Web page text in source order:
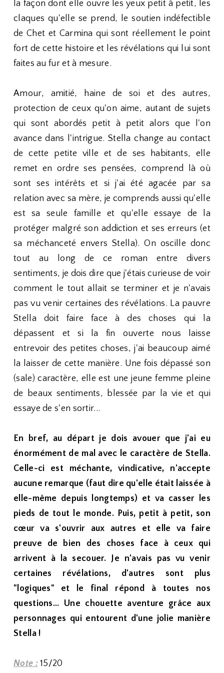
la façon dont elle ouvre les yeux petit à petit, les
claques qu'elle se prend, le soutien indéfectible
de Chet et Carmina qui sont réellement le point
fort de cette histoire et les révélations qui lui sont
faites au fur et à mesure.
Amour, amitié, haine de soi et des autres,
protection de ceux qu'on aime, autant de sujets
qui sont abordés petit à petit alors que l'on
avance dans l'intrigue. Stella change au contact
de cette petite ville et de ses habitants, elle
remet en ordre ses pensées, comprend là où
sont ses intérêts et si j'ai été agacée par sa
relation avec sa mère, je comprends aussi qu'elle
est sa seule famille et qu'elle essaye de la
protéger malgré son addiction et ses erreurs (et
sa méchanceté envers Stella). On oscille donc
tout au long de ce roman entre divers
sentiments, je dois dire que j'étais curieuse de voir
comment le tout allait se terminer et je n'avais
pas vu venir certaines des révélations. La pauvre
Stella doit faire face à des choses qui la
dépassent et si la fin ouverte nous laisse
entrevoir des petites choses, j'ai beaucoup aimé
la laisser de cette manière. Une fois dépassé son
(sale) caractère, elle est une jeune femme pleine
de beaux sentiments, blessée par la vie et qui
essaye de s'en sortir...
En bref, au départ je dois avouer que j'ai eu
énormément de mal avec le caractère de Stella.
Celle-ci est méchante, vindicative, n'accepte
aucune remarque (faut dire qu'elle était laissée à
elle-même depuis longtemps) et va casser les
pieds de tout le monde. Puis, petit à petit, son
cœur va s'ouvrir aux autres et elle va faire
preuve de bien des choses face à ceux qui
arrivent à la secouer. Je n'avais pas vu venir
certaines révélations, d'autres sont plus
"logiques" et le final répond à toutes nos
questions... Une chouette aventure grâce aux
personnages qui entourent d'une jolie manière
Stella !
Note : 15/20